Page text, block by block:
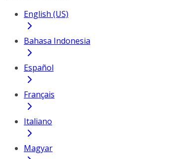
English (US)
Bahasa Indonesia
Español
Français
Italiano
Magyar